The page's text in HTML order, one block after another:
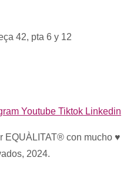
42, pta 6 y 12
Youtube Tiktok Linkedin
EQUÀLITAT® con mucho ♥︎
2024.